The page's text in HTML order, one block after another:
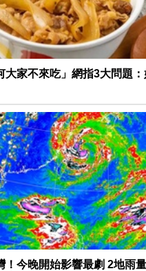
大家不來吃」網指3大問題：
！今晚開始影響最劇 2地雨